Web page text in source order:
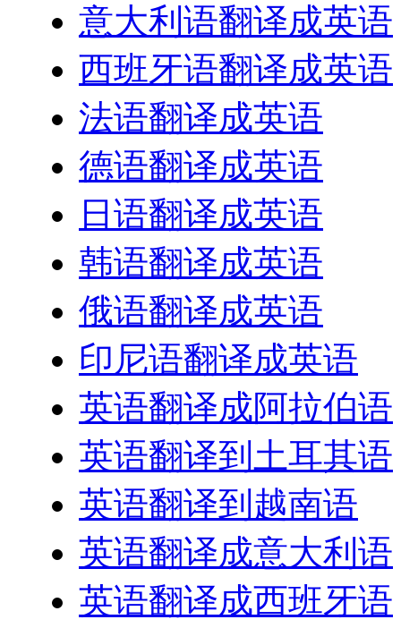
意大利语翻译成英语
西班牙语翻译成英语
法语翻译成英语
德语翻译成英语
日语翻译成英语
韩语翻译成英语
俄语翻译成英语
印尼语翻译成英语
英语翻译成阿拉伯语
英语翻译到土耳其语
英语翻译到越南语
英语翻译成意大利语
英语翻译成西班牙语